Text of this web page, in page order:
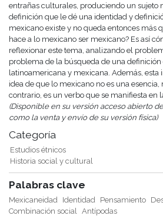
entrañas culturales, produciendo un sujeto
definición que le dé una identidad y
mexicano existe y no queda entonces más
hace a lo mexicano ser mexicano? Es así
reflexionar este tema, analizando el
problema de la búsqueda de una definición
latinoamericana y mexicana. Además, esta
idea de que lo mexicano no es una esencia,
contrario, es un verbo que se manifiesta en
(Disponible en su versión acceso abierto
como la venta y envío de su versión física)
Categoría
Estudios étnicos
Historia social y cultural
Palabras clave
Mexicaneidad Identidad Pensamiento
Combinación social Antípodas